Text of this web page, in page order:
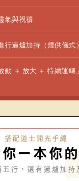
氣與祝禱
行過爐加持（煙供儀式）
動 ＋ 放大 ＋ 持續運轉」